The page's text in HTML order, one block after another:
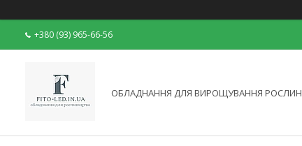
+380 (93) 965-66-56
ОБЛАДНАННЯ ДЛЯ ВИРОЩУВАННЯ РОСЛИН